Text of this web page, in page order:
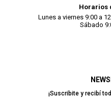
¡Suscribite y recibí
Horarios
Lunes a viernes 9:00 a
Sábado